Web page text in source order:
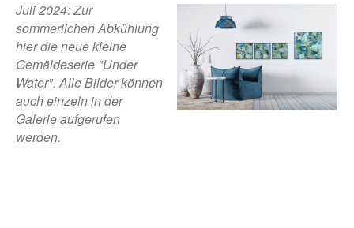
Juli 2024: Zur
sommerlichen Abkühlung
hier dieneue kleine
Gemäldeserie "Under
Water". Alle Bilder können
auch einzeln in der
Galerie aufgerufen
werden.